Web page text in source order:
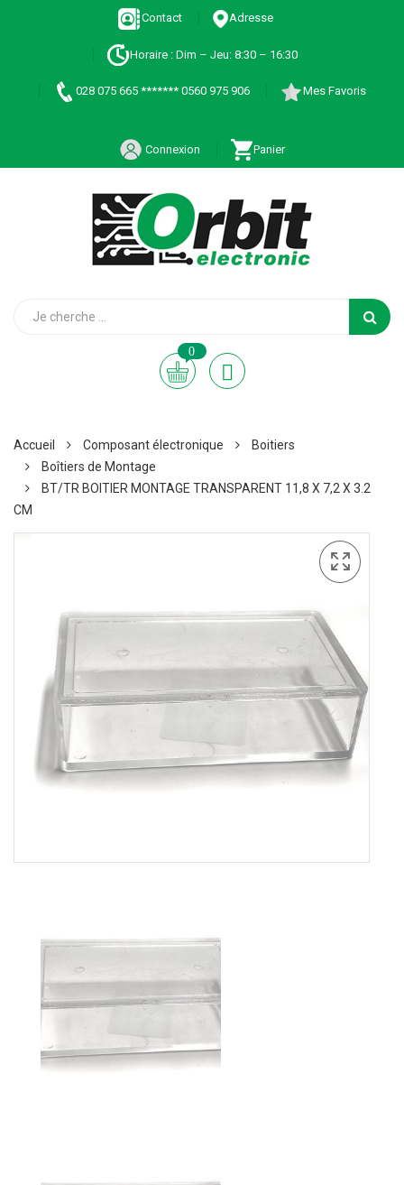
Contact Adresse
Horaire : Dim – Jeu: 8:30 – 16:30
028 075 665 ******* 0560 975 906 Mes Favoris
Connexion Panier
0
Accueil Composant électronique
Boitiers
Boîtiers de Montage
BT/TR BOITIER MONTAGE TRANSPARENT 11,8 X 7,2 X 3.2
CM